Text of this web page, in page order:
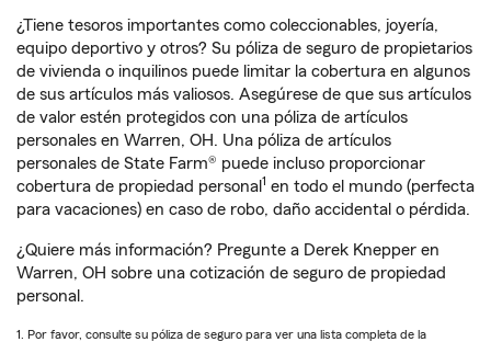
¿Tiene tesoros importantes como coleccionables, joyería,
equipo deportivo y otros? Su póliza de seguro de propietarios
de vivienda o inquilinos puede limitar la cobertura en algunos
de sus artículos más valiosos. Asegúrese de que sus artículos
de valor estén protegidos con una póliza de artículos
personales en Warren, OH. Una póliza de artículos
personales de State Farm® puede incluso proporcionar
cobertura de propiedad personal 1 en todo el mundo (perfecta
para vacaciones) en caso de robo, daño accidental o pérdida.
¿Quiere más información? Pregunte a Derek Knepper en
Warren, OH sobre una cotización de seguro de propiedad
personal.
1. Por favor, consulte su póliza de seguro para ver una lista completa de la